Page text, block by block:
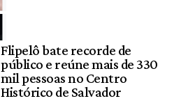
Flipelô bate recorde de
público e reúne mais de 330
mil pessoas no Centro
Histórico de Salvador